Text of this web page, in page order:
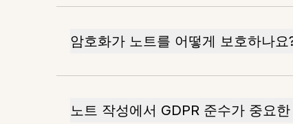
암호화가 노트를 어떻게 보호하나요
노트 작성에서 GDPR 준수가 중요